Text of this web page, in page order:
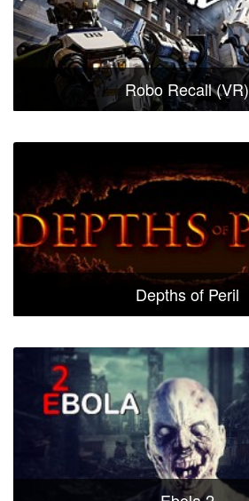
Robo Recall (VR)
Depths of Peril